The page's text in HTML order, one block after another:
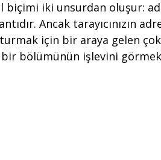
biçimi iki unsurdan oluşur: ad
Ancak tarayıcınızın
için bir araya gelen çok
bir bölümünün işlevini görmek